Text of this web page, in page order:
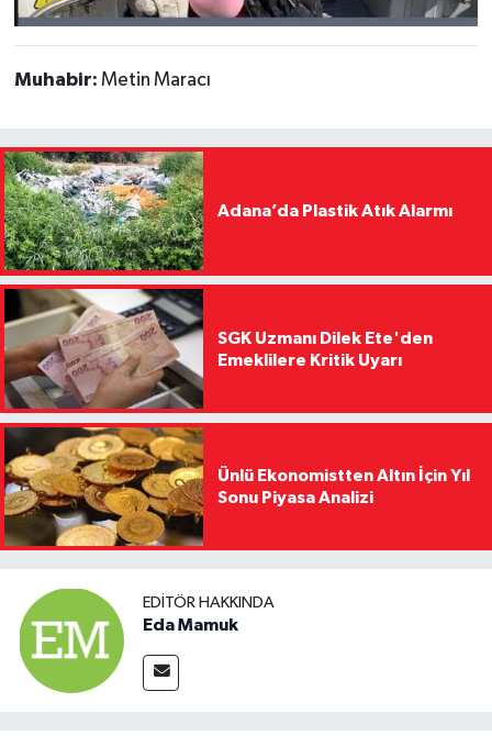
Muhabir: Metin Maracı
Adana’da Plastik Atık Alarmı
SGK Uzmanı Dilek Ete'den
Emeklilere Kritik Uyarı
Ünlü Ekonomistten Altın İçin Yıl
Sonu Piyasa Analizi
EDITÖR HAKKINDA
Eda Mamuk